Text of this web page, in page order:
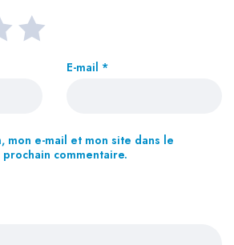
E-mail *
mon e-mail et mon site dans le
commentaire.